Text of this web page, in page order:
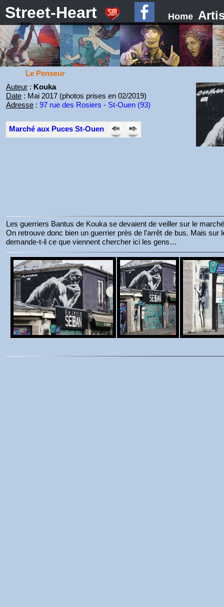
Street-Heart Home
Le Penseur
Auteur: Kouka
Date: Mai 2017 (photos prises en 02/2019)
Adresse: 97 rue des Rosiers - St-Ouen (93)
Marché aux Puces St-Ouen
Les guerriers Bantus de Kouka se devaient de veiller sur le
On retrouve donc bien un guerrier près de l’arrêt de bus. Mais
demande-t-il ce que viennent chercher ici les gens…